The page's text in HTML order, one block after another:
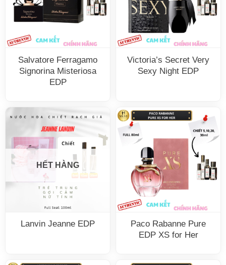
Salvatore Ferragamo
Signorina Misteriosa
EDP
Victoria’s Secret Very
Sexy Night EDP
HẾT HÀNG
Lanvin Jeanne EDP
Paco Rabanne Pure
EDP XS for Her